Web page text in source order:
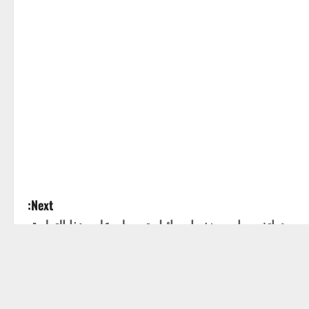
Next:
هواتف سامسونغ.. إسرائيل تسيطر على هذا التطبيق